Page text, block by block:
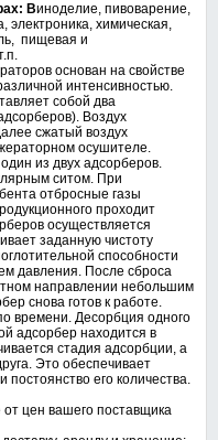
Виноделие, пивоварение,
электроника, химическая,
пищевая и
основан на свойстве
интенсивностью.
собой два
Воздух
сжатый воздух
осушителе.
из двух адсорберов.
ситом. При
отбросные газы
проходит
осуществляется
заданную чистоту
способности
давления. После сброса
направлении небольшим
снова готов к работе.
времени. Десорбция одного
адсорбер находится в
стадия адсорбции, а
Это обеспечивает
постоянство его количества.
цен вашего поставщика